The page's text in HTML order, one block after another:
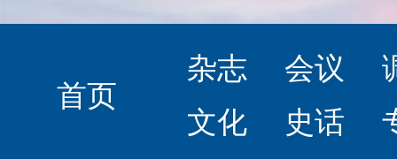
首页
杂志 会议
文化
史话